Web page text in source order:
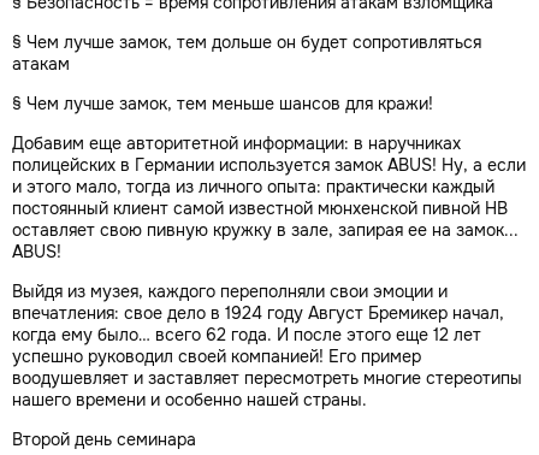
§ Чем лучше замок, тем дольше он будет сопротивляться
атакам
§ Чем лучше замок, тем меньше шансов для кражи!
Добавим еще авторитетной информации: в наручниках
полицейских в Германии используется замок ABUS! Ну, а если
и этого мало, тогда из личного опыта: практически каждый
постоянный клиент самой известной мюнхенской пивной HB
оставляет свою пивную кружку в зале, запирая ее на замок...
ABUS!
Выйдя из музея, каждого переполняли свои эмоции и
впечатления: свое дело в 1924 году Август Бремикер начал,
когда ему было… всего 62 года. И после этого еще 12 лет
успешно руководил своей компанией! Его пример
воодушевляет и заставляет пересмотреть многие стереотипы
нашего времени и особенно нашей страны.
Второй день семинара